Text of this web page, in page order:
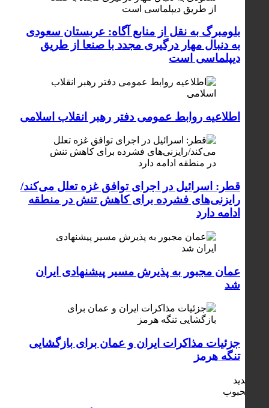
بلومبرگ به نقل از منابع آگاه: عربستان سعودی
به دنبال مهار درگیری مجدد با صنعا از طریق
دیپلماسی است
اطلاعیه روابط عمومی دفتر رهبر انقلاب اسلامی
قطر: اسرائیل در اجرای توافق غزه تعلل می‌کند/
رایزنی‌های فشرده برای کاهش تنش در منطقه
ادامه دارد
عمان مجبور به پذیرش مسیر پیشنهادی ایران
شد
جزئیات مذاکرات ایران و عمان برای بازگشایی
تنگه هرمز
جدید
محبوب